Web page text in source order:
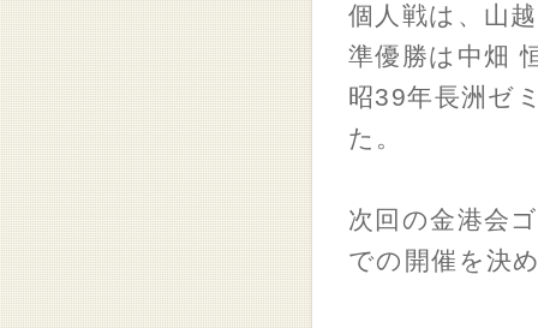
個人戦は、山
準優勝は中畑
昭39年長洲ゼ
た。
次回の金港会
での開催を決